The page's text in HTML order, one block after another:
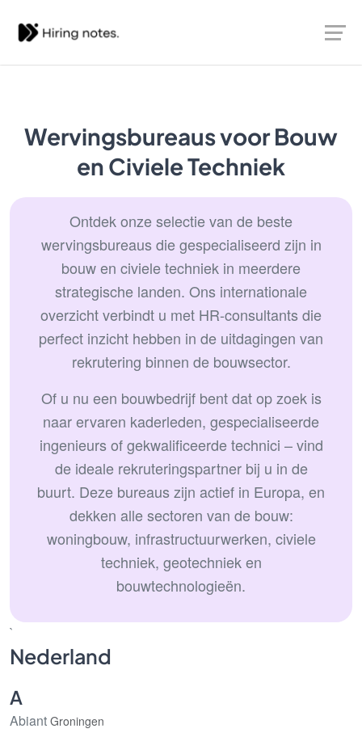
Wervingsbureaus voor Bouw
en Civiele Techniek
Ontdek onze selectie van de beste
wervingsbureaus die gespecialiseerd zijn in
bouw en civiele techniek in meerdere
strategische landen. Ons internationale
overzicht verbindt u met HR-consultants die
perfect inzicht hebben in de uitdagingen van
rekrutering binnen de bouwsector.
Of u nu een bouwbedrijf bent dat op zoek is
naar ervaren kaderleden, gespecialiseerde
ingenieurs of gekwalificeerde technici – vind
de ideale rekruteringspartner bij u in de
buurt. Deze bureaus zijn actief in Europa, en
dekken alle sectoren van de bouw:
woningbouw, infrastructuurwerken, civiele
techniek, geotechniek en
bouwtechnologieën.
`
Nederland
A
Abiant Groningen